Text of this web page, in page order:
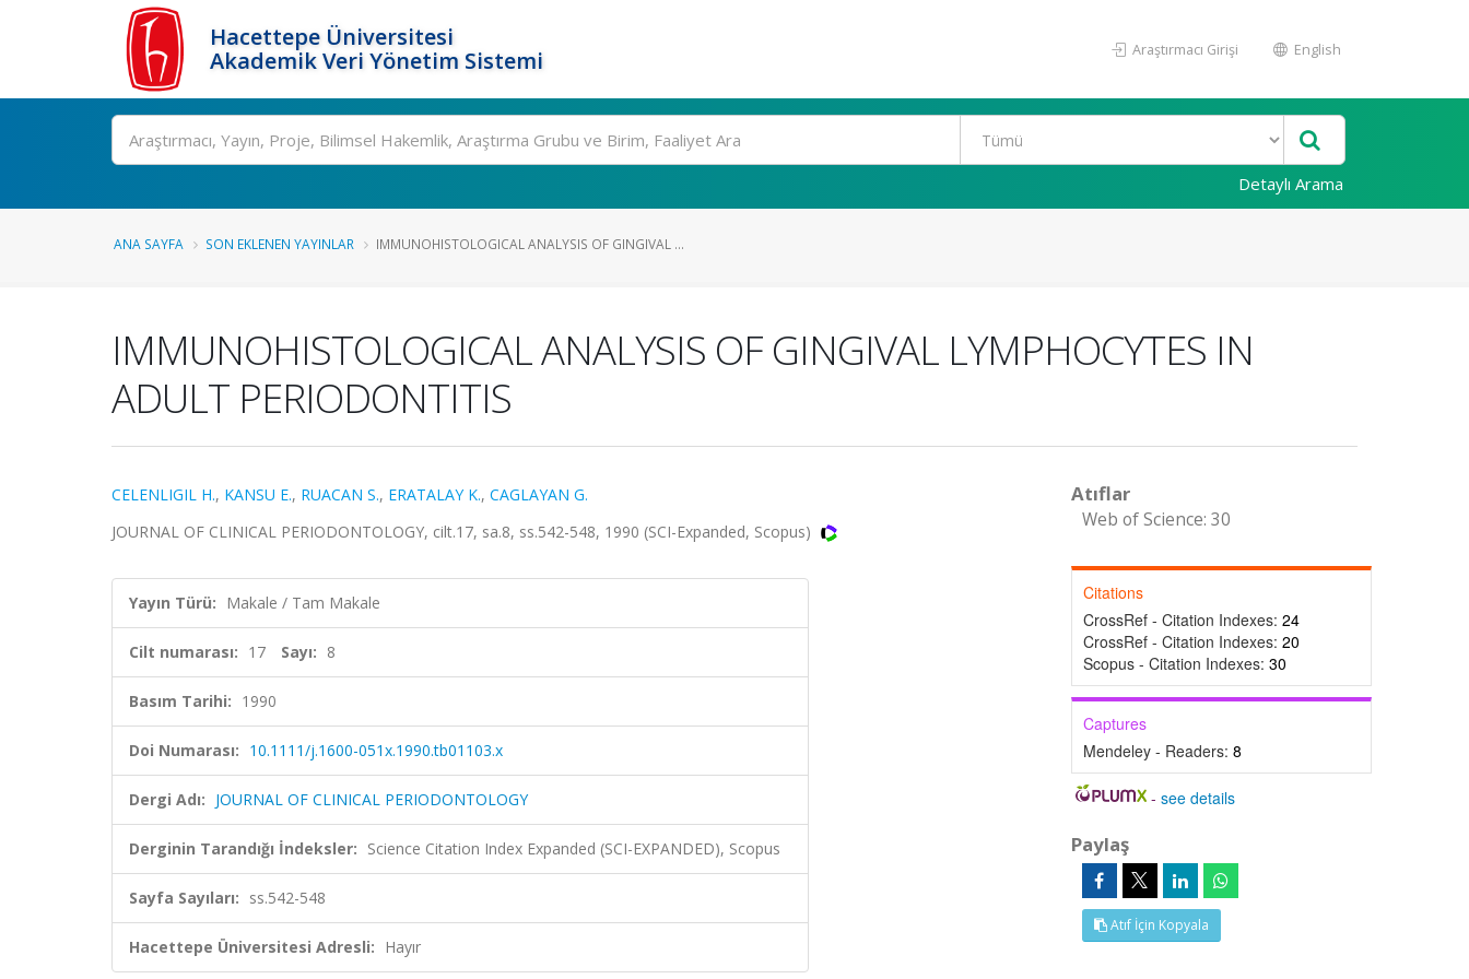
Hacettepe Üniversitesi
Akademik Veri Yönetim Sistemi
Araştırmacı Girişi English
Ara
Detaylı Arama
ANA SAYFA SON EKLENEN YAYINLAR IMMUNOHISTOLOGICAL ANALYSIS OF GINGIVAL ...
IMMUNOHISTOLOGICAL ANALYSIS OF GINGIVAL LYMPHOCYTES IN
ADULT PERIODONTITIS
CELENLIGIL H., KANSU E., RUACAN S., ERATALAY K., CAGLAYAN G.
JOURNAL OF CLINICAL PERIODONTOLOGY, cilt.17, sa.8, ss.542-548, 1990 (SCI-Expanded, Scopus)
Yayın Türü: Makale / Tam Makale
Cilt numarası: 17 Sayı: 8
Basım Tarihi: 1990
Doi Numarası: 10.1111/j.1600-051x.1990.tb01103.x
Dergi Adı: JOURNAL OF CLINICAL PERIODONTOLOGY
Derginin Tarandığı İndeksler: Science Citation Index Expanded (SCI-EXPANDED), Scopus
Sayfa Sayıları: ss.542-548
Hacettepe Üniversitesi Adresli: Hayır
Atıflar
Web of Science: 30
Citations
CrossRef - Citation Indexes: 24
CrossRef - Citation Indexes: 20
Scopus - Citation Indexes: 30
Captures
Mendeley - Readers: 8
-see details
Paylaş
Atıf İçin Kopyala